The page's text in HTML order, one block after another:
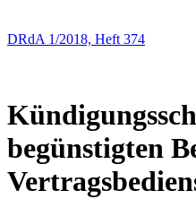
DRdA 1/2018, Heft 374
begünstigten